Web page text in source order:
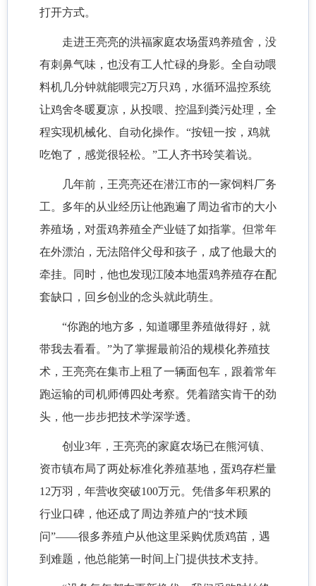
打开方式。
走进王亮亮的洪福家庭农场蛋鸡养殖舍，没
有刺鼻气味，也没有工人忙碌的身影。全自动喂
料机几分钟就能喂完2万只鸡，水循环温控系统
让鸡舍冬暖夏凉，从投喂、控温到粪污处理，全
程实现机械化、自动化操作。“按钮一按，鸡就
吃饱了，感觉很轻松。”工人齐书玲笑着说。
几年前，王亮亮还在潜江市的一家饲料厂务
工。多年的从业经历让他跑遍了周边省市的大小
养殖场，对蛋鸡养殖全产业链了如指掌。但常年
在外漂泊，无法陪伴父母和孩子，成了他最大的
牵挂。同时，他也发现江陵本地蛋鸡养殖存在配
套缺口，回乡创业的念头就此萌生。
“你跑的地方多，知道哪里养殖做得好，就
带我去看看。”为了掌握最前沿的规模化养殖技
术，王亮亮在集市上租了一辆面包车，跟着常年
跑运输的司机师傅四处考察。凭着踏实肯干的劲
头，他一步步把技术学深学透。
创业3年，王亮亮的家庭农场已在熊河镇、
资市镇布局了两处标准化养殖基地，蛋鸡存栏量
12万羽，年营收突破100万元。凭借多年积累的
行业口碑，他还成了周边养殖户的“技术顾
问”——很多养殖户从他这里采购优质鸡苗，遇
到难题，他总能第一时间上门提供技术支持。